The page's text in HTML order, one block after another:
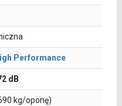
Performance
dB
kg/oponę)